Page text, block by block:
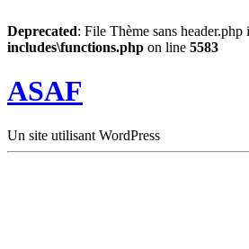
Deprecated: File Thème sans header.php
includes\functions.php on line 5583
ASAF
Un site utilisant WordPress